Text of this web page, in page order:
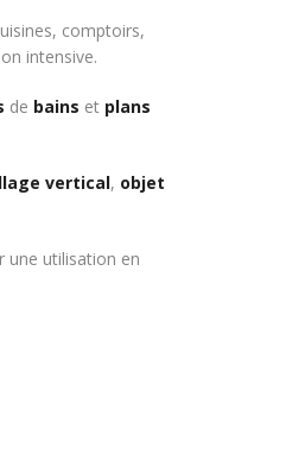
comptoirs,
intensive.
de bains et plans
vertical, objet
une utilisation en